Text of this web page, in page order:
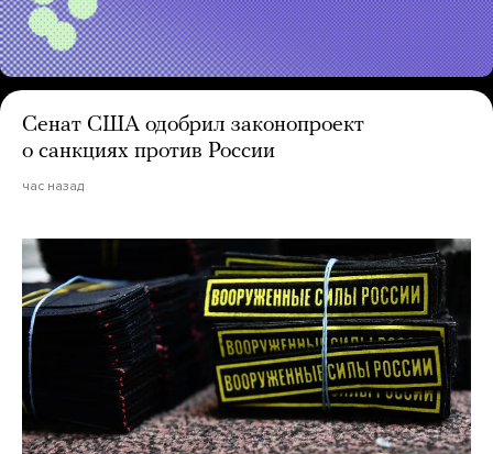
Сенат США одобрил законопроект
о санкциях против России
час назад